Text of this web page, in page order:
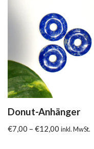
Donut-Anhänger
€7,00 – €12,00 inkl. MwSt.